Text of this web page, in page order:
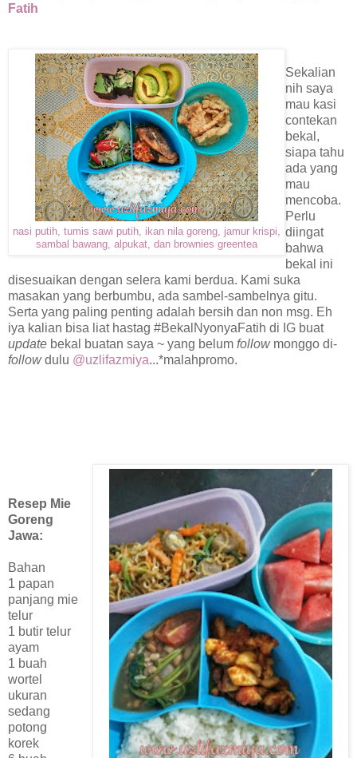
Fatih
nasi putih, tumis sawi putih, ikan nila goreng, jamur krispi,
sambal bawang, alpukat, dan brownies greentea
Sekalian
nih saya
mau kasi
contekan
bekal,
siapa tahu
ada yang
mau
mencoba.
Perlu
diingat
bahwa
bekal ini
disesuaikan dengan selera kami berdua. Kami suka
masakan yang berbumbu, ada sambel-sambelnya gitu.
Serta yang paling penting adalah bersih dan non msg. Eh
iya kalian bisa liat hastag #BekalNyonyaFatih di IG buat
update bekal buatan saya ~ yang belum followmonggo di-
followdulu @uzlifazmiya...*malahpromo.
Resep Mie
Goreng
Jawa:
Bahan
1 papan
panjang mie
telur
1 butir telur
ayam
1 buah
wortel
ukuran
sedang
potong
korek